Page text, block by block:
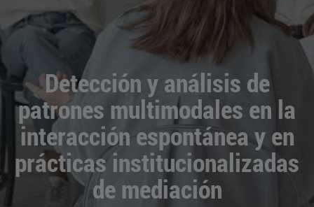
Detección y análisis de
patrones multimodales en la
interacción espontánea y en
prácticas institucionalizadas
de mediación